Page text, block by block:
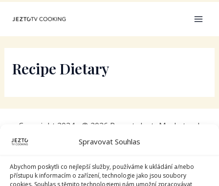
Spravovat Souhlas
Abychom poskytli co nejlepší služby, používáme k ukládání a/nebo
přístupu k informacím o zařízení, technologie jako jsou soubory
cookies. Souhlas s těmito technologiemi nám umožní zpracovávat
obsah
Recipe Dietary
Copyright 2024 - © 2026 Recepty.JeztoMarket.cz |
Created byDigiVision